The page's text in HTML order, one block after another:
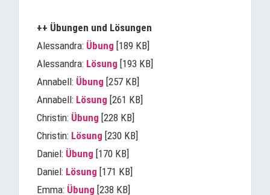
++ Übungen und Lösungen
Alessandra: Übung [189 KB]
Alessandra: Lösung [193 KB]
Annabell: Übung [257 KB]
Annabell: Lösung [261 KB]
Christin: Übung [228 KB]
Christin: Lösung [230 KB]
Daniel: Übung [170 KB]
Daniel: Lösung [171 KB]
Emma: Übung [238 KB]